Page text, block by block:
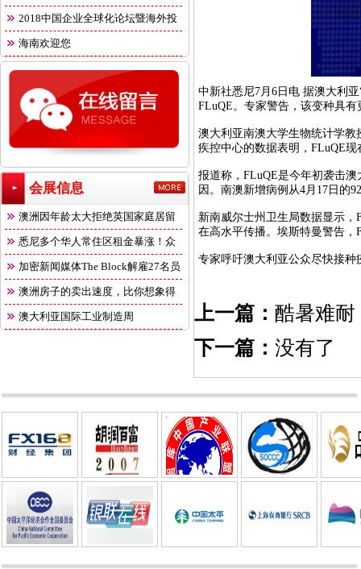
2018中国企业全球化论坛暨海外投
海南欢迎您
会展信息
澳洲因年龄太大拒绝英国家庭居留
悉尼多个华人常住区租金暴涨！众
多 加密新闻媒体The Block解雇27名员
澳洲房子的卖出速度，比你想象得
快 澳大利亚国际工业制造周
中新社悉尼7月6日电 据澳大利
FLuQE。专家警告，该变种具
澳大利亚南澳大学生物统计学教
疾控中心的数据表明，FLuQE
报道称，FLuQE是今年初袭击
因。南澳新增病例从4月17日的
新南威尔士州卫生局数据显示
在高水平传播。埃斯特曼警告
专家呼吁澳大利亚公众尽快接
上一篇： 酷暑难耐
下一篇： 没有了